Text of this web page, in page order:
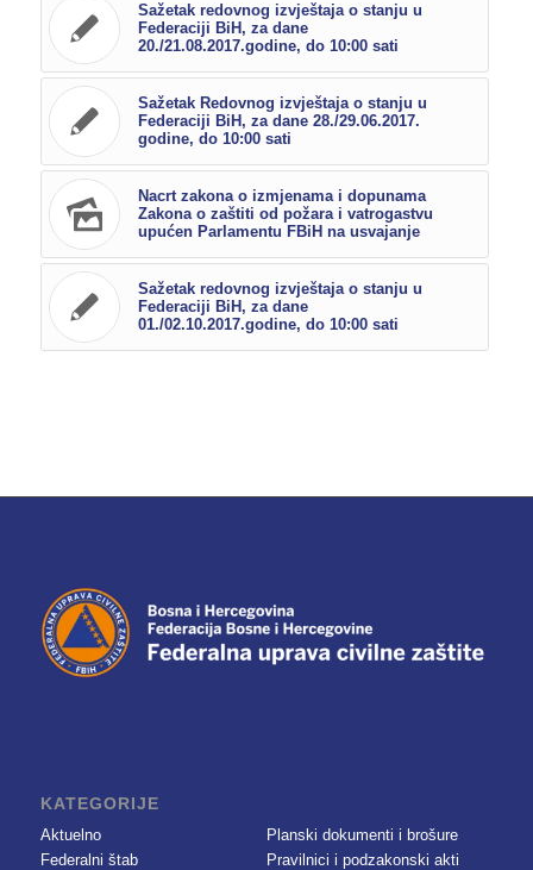
Sažetak redovnog izvještaja o stanju u
Federaciji BiH, za dane
20./21.08.2017.godine, do 10:00 sati
Sažetak Redovnog izvještaja o stanju u
Federaciji BiH, za dane 28./29.06.2017.
godine, do 10:00 sati
Nacrt zakona o izmjenama i dopunama
Zakona o zaštiti od požara i vatrogastvu
upućen Parlamentu FBiH na usvajanje
Sažetak redovnog izvještaja o stanju u
Federaciji BiH, za dane
01./02.10.2017.godine, do 10:00 sati
KATEGORIJE
Aktuelno
Federalni štab
Planski dokumenti i brošure
Pravilnici i podzakonski akti